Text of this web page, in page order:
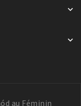


au Féminin